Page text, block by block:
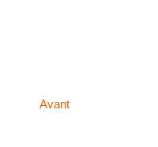
Avant